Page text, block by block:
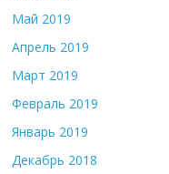
Май 2019
Апрель 2019
Март 2019
Февраль 2019
Январь 2019
Декабрь 2018